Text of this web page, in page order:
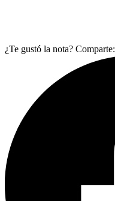
¿Te gustó la nota? Comparte: